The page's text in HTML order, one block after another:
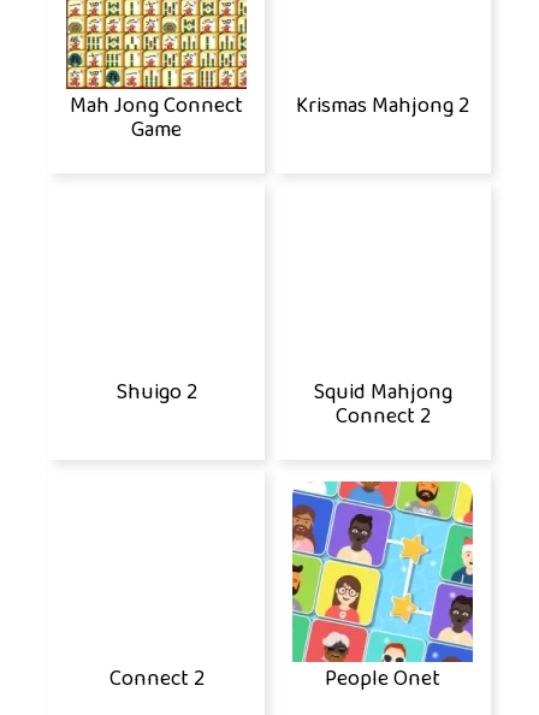
Mah Jong Connect
Game
Krismas Mahjong 2
Shuigo 2 Squid Mahjong
Connect 2
Connect 2 People Onet